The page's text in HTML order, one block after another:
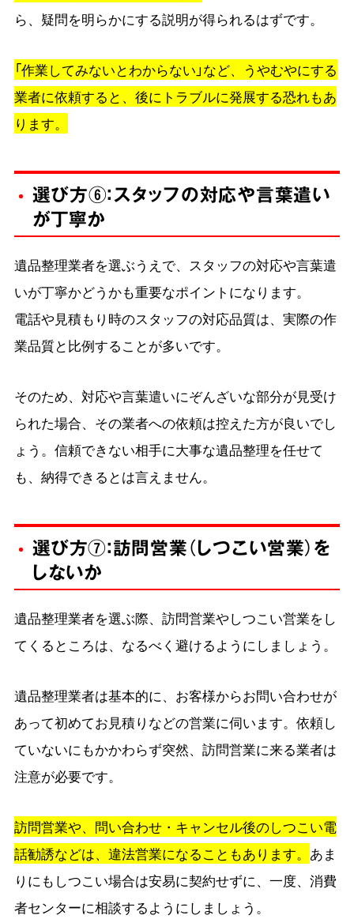
ら、疑問を明らかにする説明が得られるはずです。
「作業してみないとわからない」など、うやむやにする
業者に依頼すると、後にトラブルに発展する恐れもあ
ります。
選び方⑥：スタッフの対応や言葉遣い
が丁寧か
遺品整理業者を選ぶうえで、スタッフの対応や言葉遣
いが丁寧かどうかも重要なポイントになります。
電話や見積もり時のスタッフの対応品質は、実際の作
業品質と比例することが多いです。
そのため、対応や言葉遣いにぞんざいな部分が見受け
られた場合、その業者への依頼は控えた方が良いでし
ょう。信頼できない相手に大事な遺品整理を任せて
も、納得できるとは言えません。
選び方⑦：訪問営業（しつこい営業）を
しないか
遺品整理業者を選ぶ際、訪問営業やしつこい営業をし
てくるところは、なるべく避けるようにしましょう。
遺品整理業者は基本的に、お客様からお問い合わせが
あって初めてお見積りなどの営業に伺います。依頼し
ていないにもかかわらず突然、訪問営業に来る業者は
注意が必要です。
訪問営業や、問い合わせ・キャンセル後のしつこい電
話勧誘などは、違法営業になることもあります。 あま
りにもしつこい場合は安易に契約せずに、一度、消費
者センターに相談するようにしましょう。